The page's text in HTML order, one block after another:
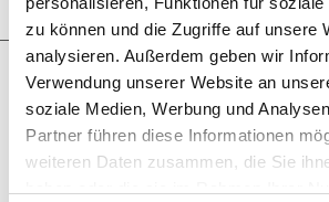
zu können und die Zugriffe auf unsere
analysieren. Außerdem geben wir
Verwendung unserer Website an
soziale Medien, Werbung und
Partner führen diese Informationen
weiteren Daten zusammen, die Sie
Jewelry
Rings
Bracelets
Necklaces
Cufflinks
Brooches - Objects
Engagement Rings